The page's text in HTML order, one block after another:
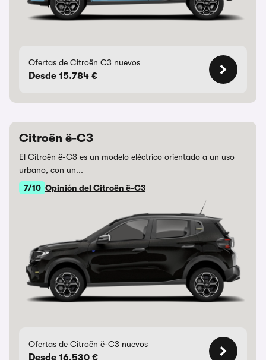
Ofertas de Citroën C3 nuevos
Desde 15.784 €
Citroën ë-C3
El Citroën ë-C3 es un modelo eléctrico orientado a un uso
urbano, con un...
7/10 Opinión del Citroën ë-C3
Ofertas de Citroën ë-C3 nuevos
Desde 16.530 €